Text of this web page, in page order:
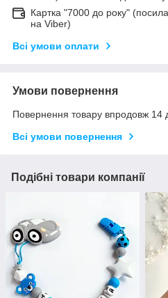
Картка "7000 до року"
на Viber)
Всі умови оплати
Умови повернення
Повернення товару впродовж 14
Всі умови повернення
Подібні товари компанії